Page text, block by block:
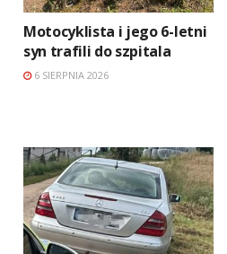
Motocyklista i jego 6-letni
syn trafili do szpitala
6 SIERPNIA 2026